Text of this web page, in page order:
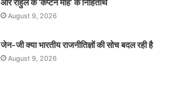
और राहुल के ‘कैप्टन मोह’ के निहितार्थ
August 9, 2026
जेन-जी क्या भारतीय राजनीतिज्ञों की सोच बदल रही है
August 9, 2026